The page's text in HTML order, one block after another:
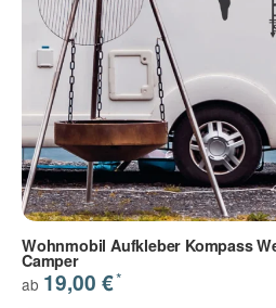
Wohnmobil Aufkleber Kompass
Camper
ab 19,00 €*